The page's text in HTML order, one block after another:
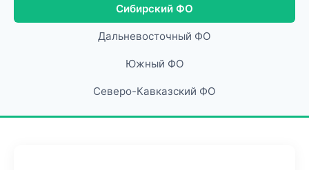
Сибирский ФО
Дальневосточный ФО
Южный ФО
Северо-Кавказский ФО